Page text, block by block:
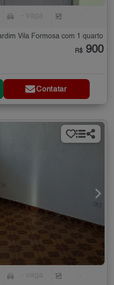
Vila Formosa com 1 quarto
R$ 900
Contatar